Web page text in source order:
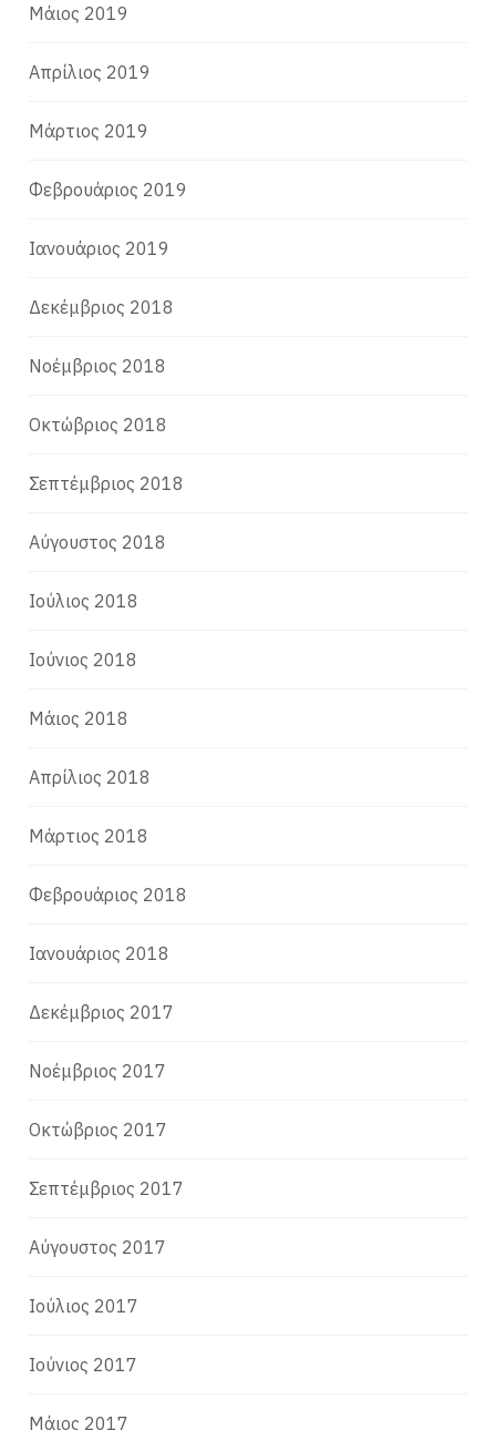
Μάιος 2019
Απρίλιος 2019
Μάρτιος 2019
Φεβρουάριος 2019
Ιανουάριος 2019
Δεκέμβριος 2018
Νοέμβριος 2018
Οκτώβριος 2018
Σεπτέμβριος 2018
Αύγουστος 2018
Ιούλιος 2018
Ιούνιος 2018
Μάιος 2018
Απρίλιος 2018
Μάρτιος 2018
Φεβρουάριος 2018
Ιανουάριος 2018
Δεκέμβριος 2017
Νοέμβριος 2017
Οκτώβριος 2017
Σεπτέμβριος 2017
Αύγουστος 2017
Ιούλιος 2017
Ιούνιος 2017
Μάιος 2017